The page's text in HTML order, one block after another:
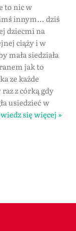
to nic w
innym… dziś
dziecmi na
ciąży i w
mała siedziała
jak to
ze każde
z córką gdy
usiedzieć w
się więcej »